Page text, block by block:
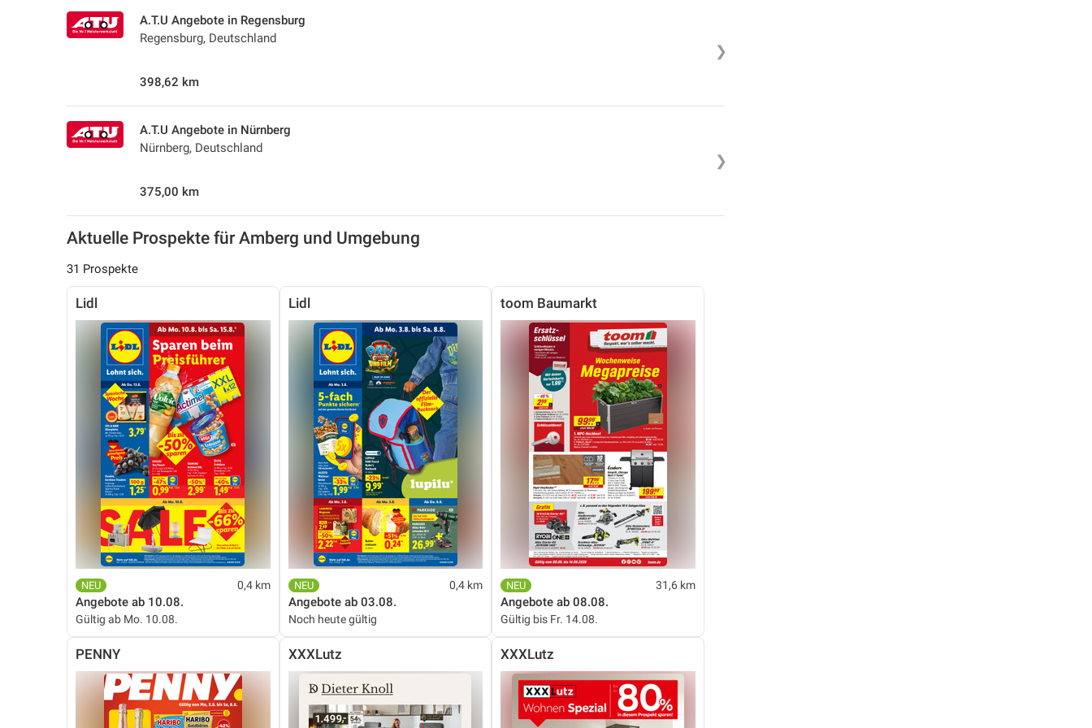
❯
A.T.U Angebote in Regensburg
Regensburg, Deutschland
398,62 km
❯
A.T.U Angebote in Nürnberg
Nürnberg, Deutschland
375,00 km
Aktuelle Prospekte für Amberg und Umgebung
31 Prospekte
Lidl
0,4 km
Angebote ab 10.08.
Gültig ab Mo. 10.08.
Lidl
0,4 km
Angebote ab 03.08.
Noch heute gültig
toom Baumarkt
31,6 km
Angebote ab 08.08.
Gültig bis Fr. 14.08.
PENNY XXXLutz XXXLutz